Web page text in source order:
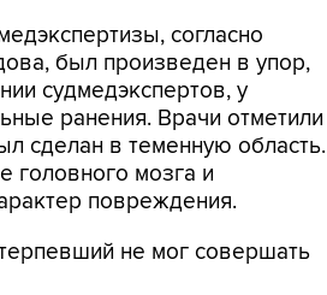
согласно
был произведен в упор,
судмедэкспертов, у
ранения. Врачи отметили
сделан в теменную область.
мозга и
повреждения.
не мог совершать